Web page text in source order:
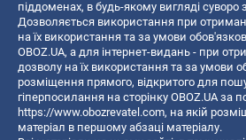
піддоменах, в будь-якому вигляді суворо
Дозволяється використання при
на їх використання та за умови
OBOZ.UA, а для інтернет-видань - при
дозволу на їх використання та за умови
розміщення прямого, відкритого для
гіперпосилання на сторінку OBOZ.UA за
https://www.obozrevatel.com, на якій
матеріал в першому абзаці матеріалу.